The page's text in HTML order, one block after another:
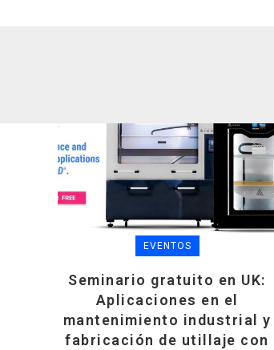
EVENTOS
Seminario gratuito en UK:
Aplicaciones en el
mantenimiento industrial y
fabricación de utillaje con